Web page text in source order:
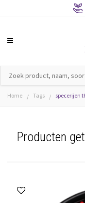
Home / Tags / specerijen
Producten